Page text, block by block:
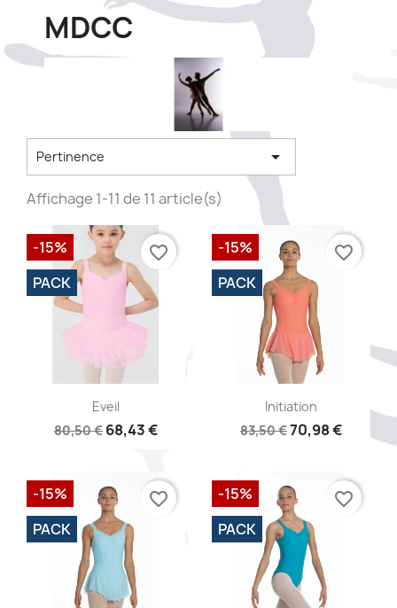
MDCC
Pertinence 
Affichage 1-11 de 11 article(s)
Aperçu rapide
Eveil
80,50 € 68,43 €
-15%
PACK
favorite_border
Aperçu rapide
Initiation
83,50 €70,98 €
-15%
PACK
favorite_border
-15%
PACK
favorite_border
-15%
PACK
favorite_border